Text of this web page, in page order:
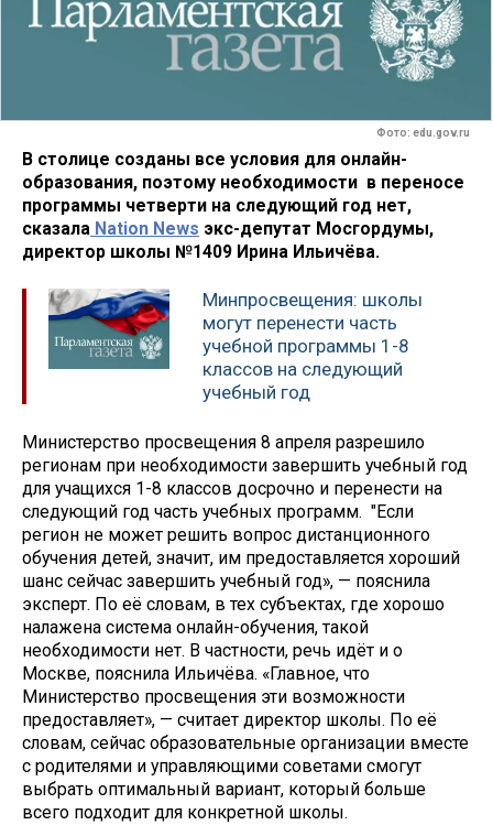
Фото: edu.gov.ru
В столице созданы все условия для онлайн-
образования, поэтому необходимости в переносе
программы четверти на следующий год нет,
сказала Nation News экс-депутат Мосгордумы,
директор школы №1409 Ирина Ильичёва.
Минпросвещения: школы
могут перенести часть
учебной программы 1-8
классов на следующий
учебный год
Министерство просвещения 8 апреля разрешило
регионам при необходимости завершить учебный год
для учащихся 1-8 классов досрочно и перенести на
следующий год часть учебных программ. "Если
регион не может решить вопрос дистанционного
обучения детей, значит, им предоставляется хороший
шанс сейчас завершить учебный год», — пояснила
эксперт. По её словам, в тех субъектах, где хорошо
налажена система онлайн-обучения, такой
необходимости нет. В частности, речь идёт и о
Москве, пояснила Ильичёва. «Главное, что
Министерство просвещения эти возможности
предоставляет», — считает директор школы. По её
словам, сейчас образовательные организации вместе
с родителями и управляющими советами смогут
выбрать оптимальный вариант, который больше
всего подходит для конкретной школы.